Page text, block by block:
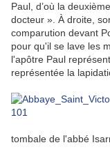
Paul, d’où la
docteur ». À droite,
comparution devant
pour qu'il se lave les
l'apôtre Paul
représentée la
tombale de l'abbé